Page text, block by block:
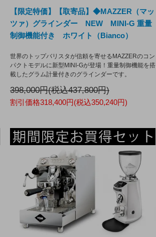
【限定特価】【取寄品】◆MAZZER（マッ
ツァ）グラインダー NEW MINI-G 重量
制御機能付き ホワイト（Bianco）
世界のトップバリスタが信頼を寄せるMAZZERのコン
パクトモデルに新型MINI-Gが登場！重量制御機能を搭
載したグラム計量付きのグラインダーです。
398,000円(税込437,800円)
割引価格318,400円(税込350,240円)